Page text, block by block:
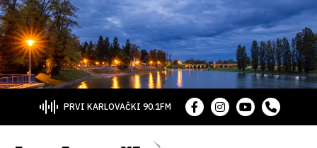
PRVI KARLOVAČKI 90.1FM